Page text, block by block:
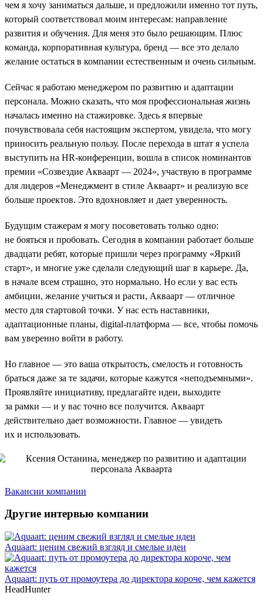
чем я хочу заниматься дальше, и предложили именно тот путь,
который соответствовал моим интересам: направление
развития и обучения. Для меня это было решающим. Плюс
команда, корпоративная культура, бренд — все это делало
желание остаться в компании естественным и очень сильным.
Сейчас я работаю менеджером по развитию и адаптации
персонала. Можно сказать, что моя профессиональная жизнь
началась именно на стажировке. Здесь я впервые
почувствовала себя настоящим экспертом, увидела, что могу
приносить реальную пользу. После перехода в штат я успела
выступить на HR-конференции, вошла в список номинантов
премии «Созвездие Акваарт — 2024», участвую в программе
для лидеров «Менеджмент в стиле Акваарт» и реализую все
больше проектов. Это вдохновляет и дает уверенность.
Будущим стажерам я могу посоветовать только одно:
не бояться и пробовать. Сегодня в компании работает больше
двадцати ребят, которые пришли через программу «Яркий
старт», и многие уже сделали следующий шаг в карьере. Да,
в начале всем страшно, это нормально. Но если у вас есть
амбиции, желание учиться и расти, Акваарт — отличное
место для стартовой точки. У нас есть наставники,
адаптационные планы, digital-платформа — все, чтобы помочь
вам уверенно войти в работу.
Но главное — это ваша открытость, смелость и готовность
браться даже за те задачи, которые кажутся «неподъемными».
Проявляйте инициативу, предлагайте идеи, выходите
за рамки — и у вас точно все получится. Акваарт
действительно дает возможности. Главное — увидеть
их и использовать.
Вакансии компании
Другие интервью компании
Aquaart: ценим свежий взгляд и смелые идеи
Aquaart: путь от промоутера до директора короче, чем кажется
HeadHunter